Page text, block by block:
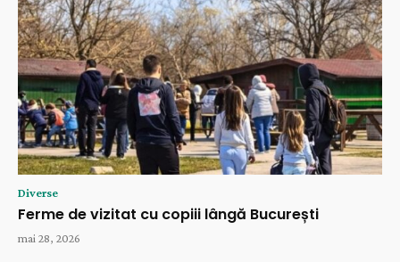
Diverse
Ferme de vizitat cu copiii lângă București
mai 28, 2026